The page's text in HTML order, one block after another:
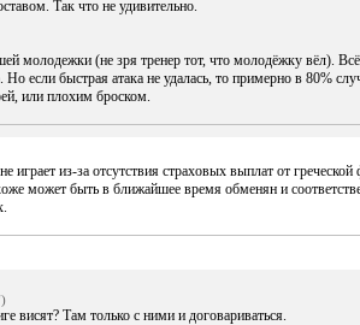
Так что не удивительно.
молодежки (не зря тренер тот, что молодёжку вёл).
если быстрая атака не удалась, то примерно в 80%
или плохим броском.
играет из-за отсутствия страховых выплат от
может быть в ближайшее время обменян и
висят? Там только с ними и договариваться.